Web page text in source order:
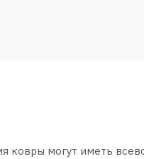
ковры могут иметь